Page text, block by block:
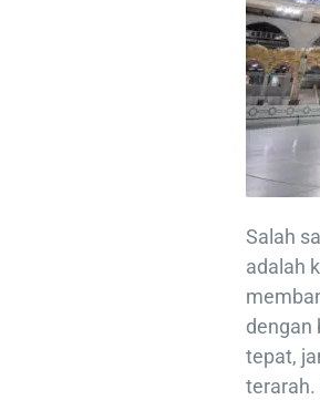
Salah
adalah
dengan
tepat,
terarah.